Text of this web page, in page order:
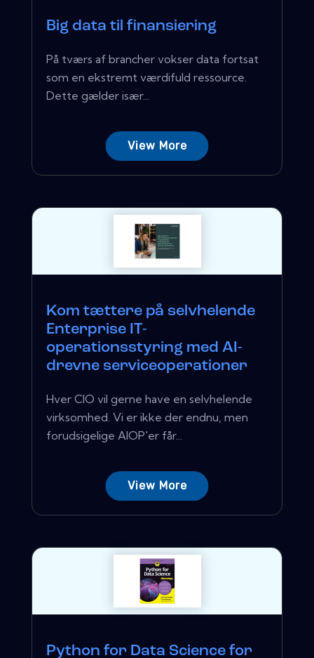
Big data til finansiering
På tværs af brancher vokser data fortsat
som en ekstremt værdifuld ressource.
Dette gælder især...
View More
Kom tættere på selvhelende
Enterprise IT-
operationsstyring med AI-
drevne serviceoperationer
Hver CIO vil gerne have en selvhelende
virksomhed. Vi er ikke der endnu, men
forudsigelige AIOP'er får...
View More
Python for Data Science for